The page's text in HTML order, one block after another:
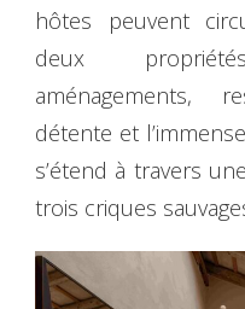
hôtes peuvent
deux
aménagements,
détente et
s’étend à travers
trois criques